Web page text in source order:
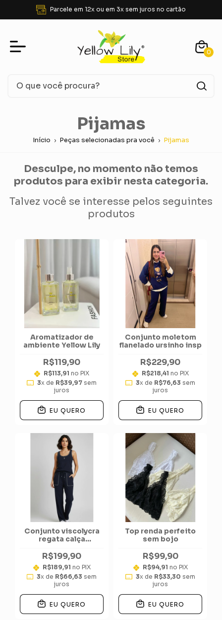
Parcele em 12x ou em 3x sem juros no cartão
0
Pijamas
Início Peças selecionadas pra você Pijamas
Desculpe, no momento não temos
produtos para exibir nesta categoria.
Talvez você se interesse pelos seguintes
produtos
Aromatizador de
ambiente Yellow Lily
R$119,90
R$113,91 no PIX
3x de R$39,97sem
juros
EU QUERO
Conjunto moletom
flanelado ursinho insp
R$229,90
R$218,41 no PIX
3x de R$76,63 sem
juros
EU QUERO
Conjunto viscolycra
regata calça
R$199,90
R$189,91 no PIX
3x de R$66,63 sem
juros
EU QUERO
Top renda perfeito
sem bojo
R$99,90
R$94,91 no PIX
3x de R$33,30 sem
juros
EU QUERO